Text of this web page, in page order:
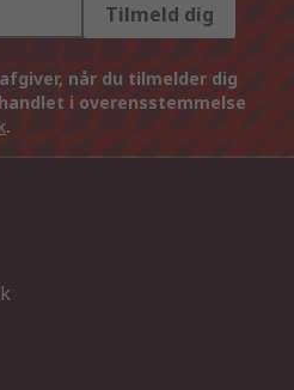
Tilmeld dig
når du tilmelder dig
i overensstemmelse
.